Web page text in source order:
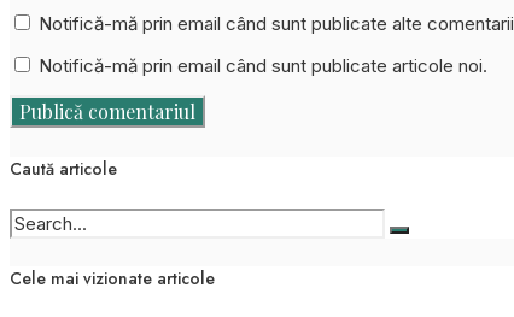
Notifică-mă prin email când sunt publicate alte
Notifică-mă prin email când sunt publicate articole noi.
Caută articole
Cele mai vizionate articole